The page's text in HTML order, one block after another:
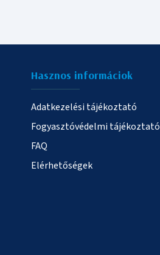
Hasznos informáciok
Adatkezelési tájékoztató
Fogyasztóvédelmi tájékoztató
FAQ
Elérhetőségek